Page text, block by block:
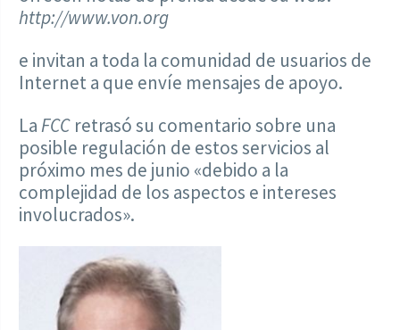
http://www.von.org
e invitan a toda la comunidad de usuarios de
Internet a que envíe mensajes de apoyo.
LaFCC retrasó su comentario sobre una
posible regulación de estos servicios al
próximo mes de junio «debido a la
complejidad de los aspectos e intereses
involucrados».